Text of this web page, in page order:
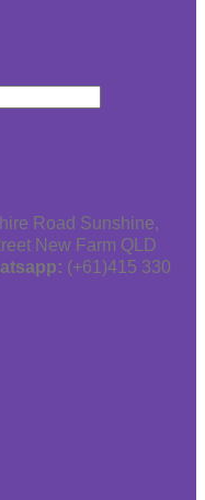
Road Sunshine,
New Farm QLD
(+61)415 330